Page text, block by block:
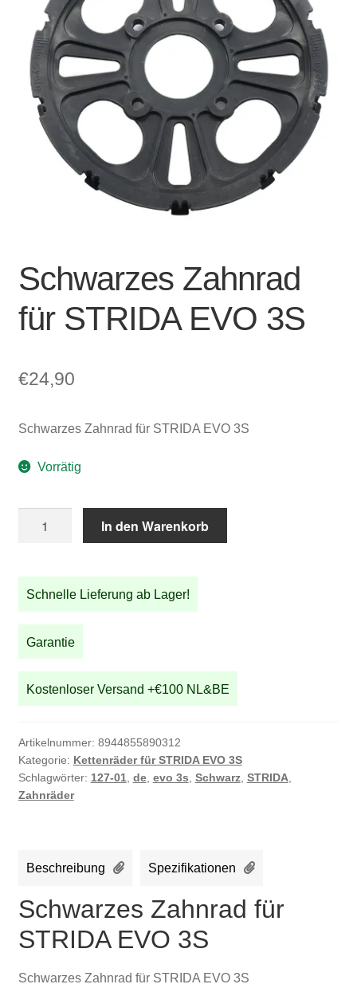
Warenkorb
SALE
Schwarzes Zahnrad
für STRIDA EVO 3S
€24,90
Schwarzes Zahnrad für STRIDA EVO 3S
Vorrätig
STRIDA
EVO
Menge
In den Warenkorb
Schnelle Lieferung ab Lager!
Garantie
Kostenloser Versand +€100 NL&BE
Artikelnummer: 8944855890312
Kategorie: Kettenräder für STRIDA EVO 3S
Schlagwörter: 127-01 de, evo 3s Schwarz, STRIDA,
Zahnräder
Beschreibung Spezifikationen
Schwarzes Zahnrad für
STRIDA EVO 3S
Schwarzes Zahnrad für STRIDA EVO 3S